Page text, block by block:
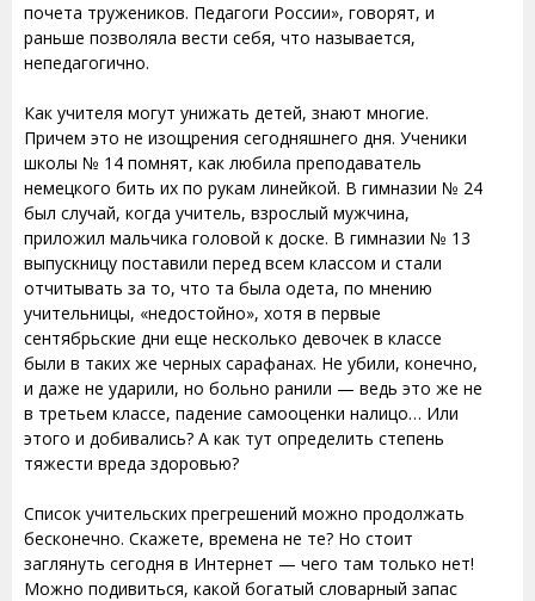
почета тружеников. Педагоги России», говорят, и
раньше позволяла вести себя, что называется,
непедагогично.
Как учителя могут унижать детей, знают многие.
Причем это не изощрения сегодняшнего дня. Ученики
школы № 14 помнят, как любила преподаватель
немецкого бить их по рукам линейкой. В гимназии № 24
был случай, когда учитель, взрослый мужчина,
приложил мальчика головой к доске. В гимназии № 13
выпускницу поставили перед всем классом и стали
отчитывать за то, что та была одета, по мнению
учительницы, «недостойно», хотя в первые
сентябрьские дни еще несколько девочек в классе
были в таких же черных сарафанах. Не убили, конечно,
и даже не ударили, но больно ранили — ведь это же не
в третьем классе, падение самооценки налицо… Или
этого и добивались? А как тут определить степень
тяжести вреда здоровью?
Список учительских прегрешений можно продолжать
бесконечно. Скажете, времена не те? Но стоит
заглянуть сегодня в Интернет — чего там только нет!
Можно подивиться, какой богатый словарный запас